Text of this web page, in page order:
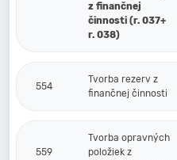
z finančnej
činnosti (r. 037+
r. 038)
554
Tvorba rezerv z
finančnej činnosti
559
Tvorba opravných
položiek z